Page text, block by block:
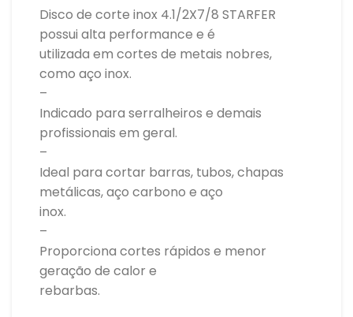
Disco de corte inox 4.1/2X7/8 STARFER
possui alta performance e é
utilizada em cortes de metais nobres,
como aço inox.
–
Indicado para serralheiros e demais
profissionais em geral.
–
Ideal para cortar barras, tubos, chapas
metálicas, aço carbono e aço
inox.
–
Proporciona cortes rápidos e menor
geração de calor e
rebarbas.